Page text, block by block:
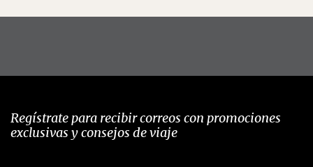
Regístrate para recibir correos con promociones
exclusivas y consejos de viaje